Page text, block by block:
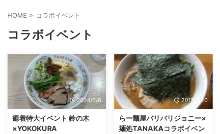
HOME > コラボイベント
コラボイベント
2024/6/8
癒着特大イベント 鈴の木
×YOKOKURA
2017/4/20
らー麺屋バリバリジョニー×
麺処TANAKAコラボイベン